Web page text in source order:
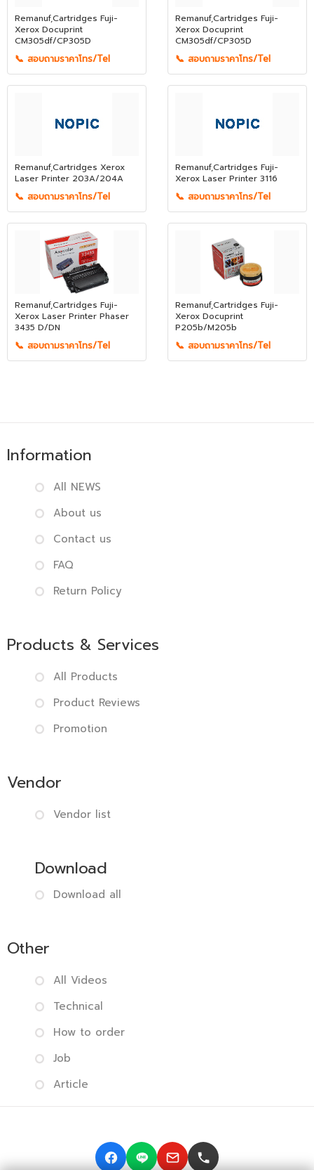
Remanuf,Cartridges Fuji-
Xerox Docuprint
CM305df/CP305D
📞 สอบถามราคาโทร/Tel
Remanuf,Cartridges Fuji-
Xerox Docuprint
CM305df/CP305D
📞 สอบถามราคาโทร/Tel
Remanuf,Cartridges Xerox
Laser Printer 203A/204A
📞 สอบถามราคาโทร/Tel
Remanuf,Cartridges Fuji-
Xerox Laser Printer 3116
📞 สอบถามราคาโทร/Tel
Remanuf,Cartridges Fuji-
Xerox Laser Printer Phaser
3435 D/DN
📞 สอบถามราคาโทร/Tel
Remanuf,Cartridges Fuji-
Xerox Docuprint
P205b/M205b
📞 สอบถามราคาโทร/Tel
Information
All NEWS
About us
Contact us
FAQ
Return Policy
Products & Services
All Products
Product Reviews
Promotion
Vendor
Vendor list
Download
Download all
Other
All Videos
Technical
How to order
Job
Article